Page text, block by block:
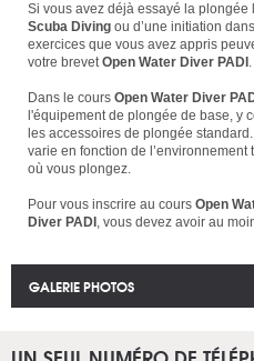
Si vous avez déjà essayé la plongée
Scuba Diving ou d’une initiation
exercices que vous avez appris
votre brevetOpen Water Diver PADI .
Dans le cours Open Water Diver
l'équipement de plongée de base, y
les accessoires de plongée
varie en fonction de
où vous plongez.
Pour vous inscrire au cours Open
Diver PADI , vous devez avoir au
GALERIE PHOTOS